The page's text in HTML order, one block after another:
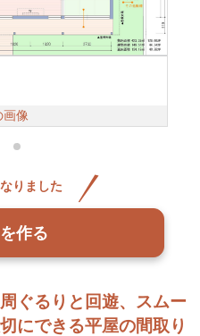
ぐるりと回遊、スムー
にできる平屋の間取り
画像
りました
作る